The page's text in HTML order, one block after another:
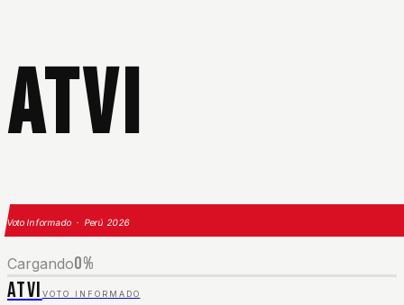
ATVI
Voto Informado · Perú 2026
Cargando0%
ATVI VOTO INFORMADO